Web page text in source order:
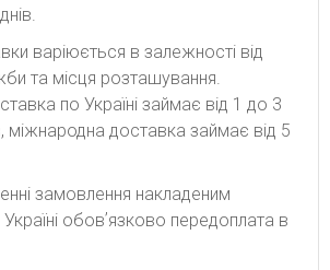
варіюється в залежності від
та місця розташування.
по Україні займає від 1 до 3
міжнародна доставка займає від 5
замовлення накладеним
обовʼязково передоплата в